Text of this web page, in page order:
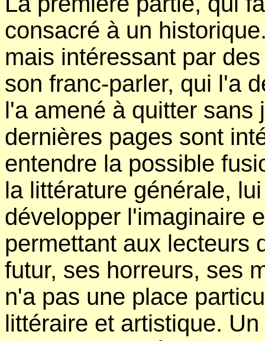
consacré à un
mais intéressant par
son franc-parler, qui l'a
l'a amené à quitter sans
dernières pages sont
entendre la possible
la littérature générale,
développer l'imaginaire
permettant aux lecteurs
futur, ses horreurs, ses
n'a pas une place
littéraire et artistique.